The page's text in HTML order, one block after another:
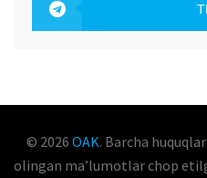
© 2026 OAK. Barcha
olingan maʼlumotlar chop